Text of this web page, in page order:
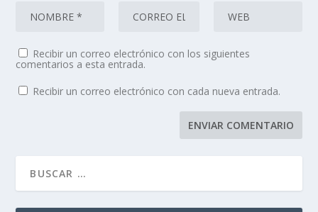
Recibir un correo electrónico con los siguientes
comentarios a esta entrada.
Recibir un correo electrónico con cada nueva entrada.